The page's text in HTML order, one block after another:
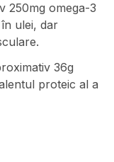
250mg omega-3
ulei, dar
36g
proteic al a